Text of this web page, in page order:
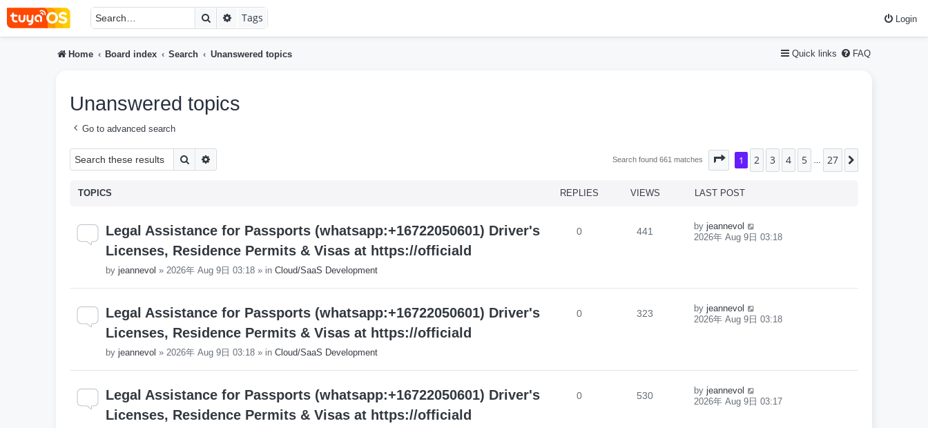
Login
SearchAdvanced search
Tags
Quick links FAQ
Home Board index Search Unanswered topics
Unanswered topics
Go to advanced search
Search Search found 661 matches Page 1of27
1 2 3 4 5 27
TOPICS REPLIES VIEWS LAST POST
Legal Assistance for Passports (whatsapp:+16722050601) Driver's
Licenses, Residence Permits & Visas at https://officiald
by jeannevol » 2026年 Aug 9日 03:18 » in Cloud/SaaS Development
0 441 by jeannevol
2026年 Aug 9日 03:18
Legal Assistance for Passports (whatsapp:+16722050601) Driver's
Licenses, Residence Permits & Visas at https://officiald
by jeannevol » 2026年 Aug 9日 03:18 » in Cloud/SaaS Development
0 323 by jeannevol
2026年 Aug 9日 03:18
Legal Assistance for Passports (whatsapp:+16722050601) Driver's
Licenses, Residence Permits & Visas at https://officiald
0 530 by jeannevol
2026年 Aug 9日 03:17